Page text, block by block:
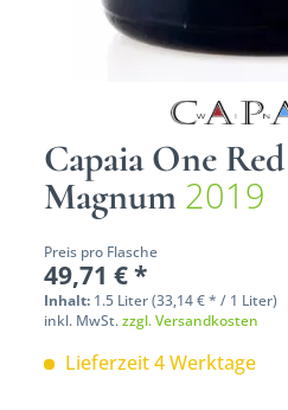
Capaia One
Magnum 2019
Preis pro Flasche
49,71 € *
Inhalt: 1.5 Liter (33,14 € * / 1 Liter)
inkl. MwSt.zzgl. Versandkosten
Lieferzeit 4 Werktage